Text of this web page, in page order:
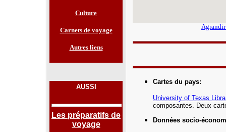
Culture
Carnets de voyage
Autres liens
AUSSI
Les préparatifs de
voyage
Cartes du pays:
University of Texas
composantes. Deux
Données socio-